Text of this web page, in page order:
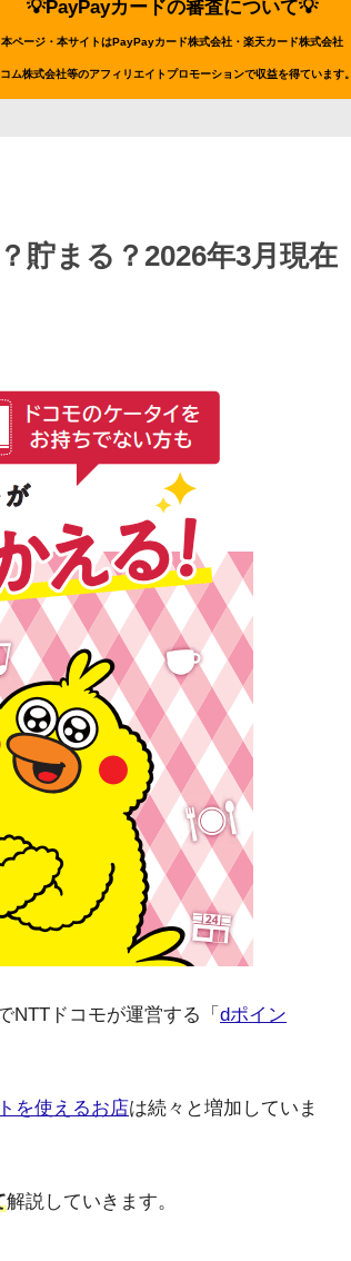
💡PayPayカードの審査について💡
本ページ・本サイトはPayPayカード株式会社・楽天カード株式会社
ム株式会社等のアフィリエイトプロモーションで収益を得ています。
貯まる？2026年3月現在
NTTドコモが運営する「 dポイン
を使えるお店は続々と増加していま
解説していきます。